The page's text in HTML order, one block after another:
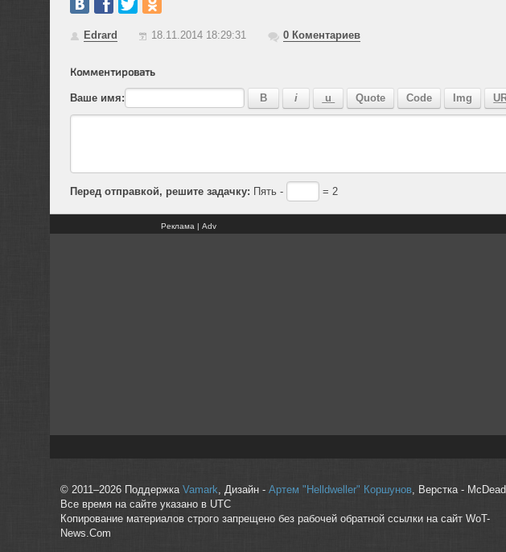
Edrard 18.11.2014 18:29:31 0Коментариев
Комментировать
Ваше имя:
Перед отправкой, решите задачку: Пять - = 2
Реклама | Adv
© 2011–2026 Поддержка Vamark , Дизайн - Артем "Helldweller" Коршунов, Верстка - McDead
Все время на сайте указано в UTC
Копирование материалов строго запрещено без рабочей обратной ссылки на сайт WoT-
News.Com